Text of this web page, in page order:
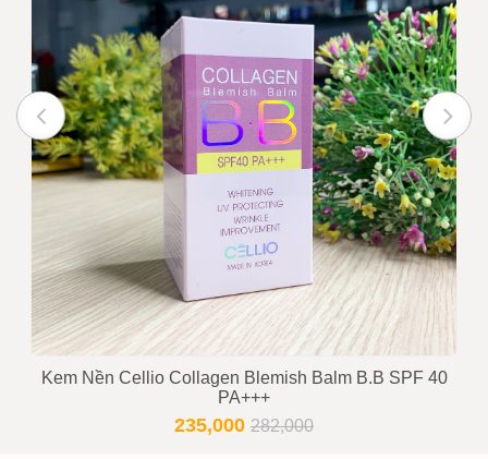
Kem Nền Cellio Collagen Blemish Balm B.B SPF 40
PA+++
235,000 282,000